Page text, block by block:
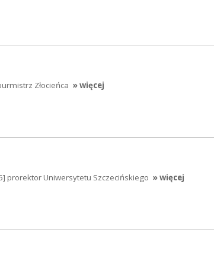
Złocieńca » więcej
prorektor Uniwersytetu Szczecińskiego » więcej